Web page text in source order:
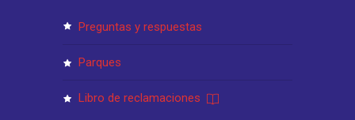
preguntas y respuestas
parques
libro de reclamaciones